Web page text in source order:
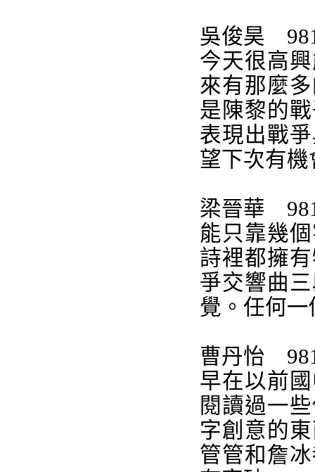
吳俊昊
今天很高
來有那麼
是陳黎的
表現出戰
望下次有
梁晉華
能只靠幾
詩裡都擁
爭交響曲
覺。任何
曹丹怡
早在以前
閱讀過一
字創意的
管管和詹